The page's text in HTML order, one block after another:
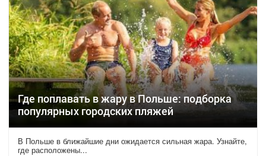
Где поплавать в жару в Польше: подборка
популярных городских пляжей
В Польше в ближайшие дни ожидается сильная жара. Узнайте,
где расположены...